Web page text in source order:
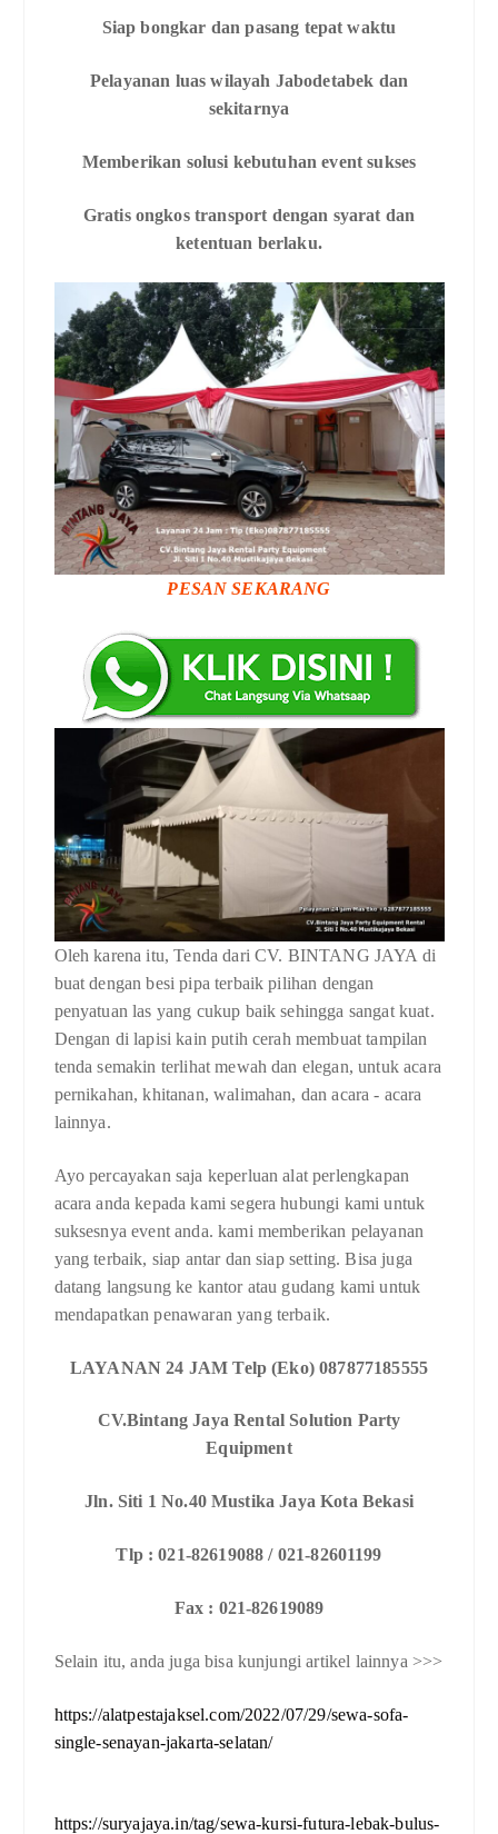
Siap bongkar dan pasang tepat waktu
Pelayanan luas wilayah Jabodetabek dan
sekitarnya
Memberikan solusi kebutuhan event sukses
Gratis ongkos transport dengan syarat dan
ketentuan berlaku.
PESAN SEKARANG
Oleh karena itu, Tenda dari CV. BINTANG JAYA di
buat dengan besi pipa terbaik pilihan dengan
penyatuan las yang cukup baik sehingga sangat kuat.
Dengan di lapisi kain putih cerah membuat tampilan
tenda semakin terlihat mewah dan elegan, untuk acara
pernikahan, khitanan, walimahan, dan acara - acara
lainnya.
Ayo percayakan saja keperluan alat perlengkapan
acara anda kepada kami segera hubungi kami untuk
suksesnya event anda. kami memberikan pelayanan
yang terbaik, siap antar dan siap setting. Bisa juga
datang langsung ke kantor atau gudang kami untuk
mendapatkan penawaran yang terbaik.
LAYANAN 24 JAM Telp (Eko) 087877185555
CV.Bintang Jaya Rental Solution Party
Equipment
Jln. Siti 1 No.40 Mustika Jaya Kota Bekasi
Tlp : 021-82619088 / 021-82601199
Fax : 021-82619089
Selain itu, anda juga bisa kunjungi artikel lainnya >>>
https://alatpestajaksel.com/2022/07/29/sewa-sofa-
single-senayan-jakarta-selatan/
https://suryajaya.in/tag/sewa-kursi-futura-lebak-bulus-